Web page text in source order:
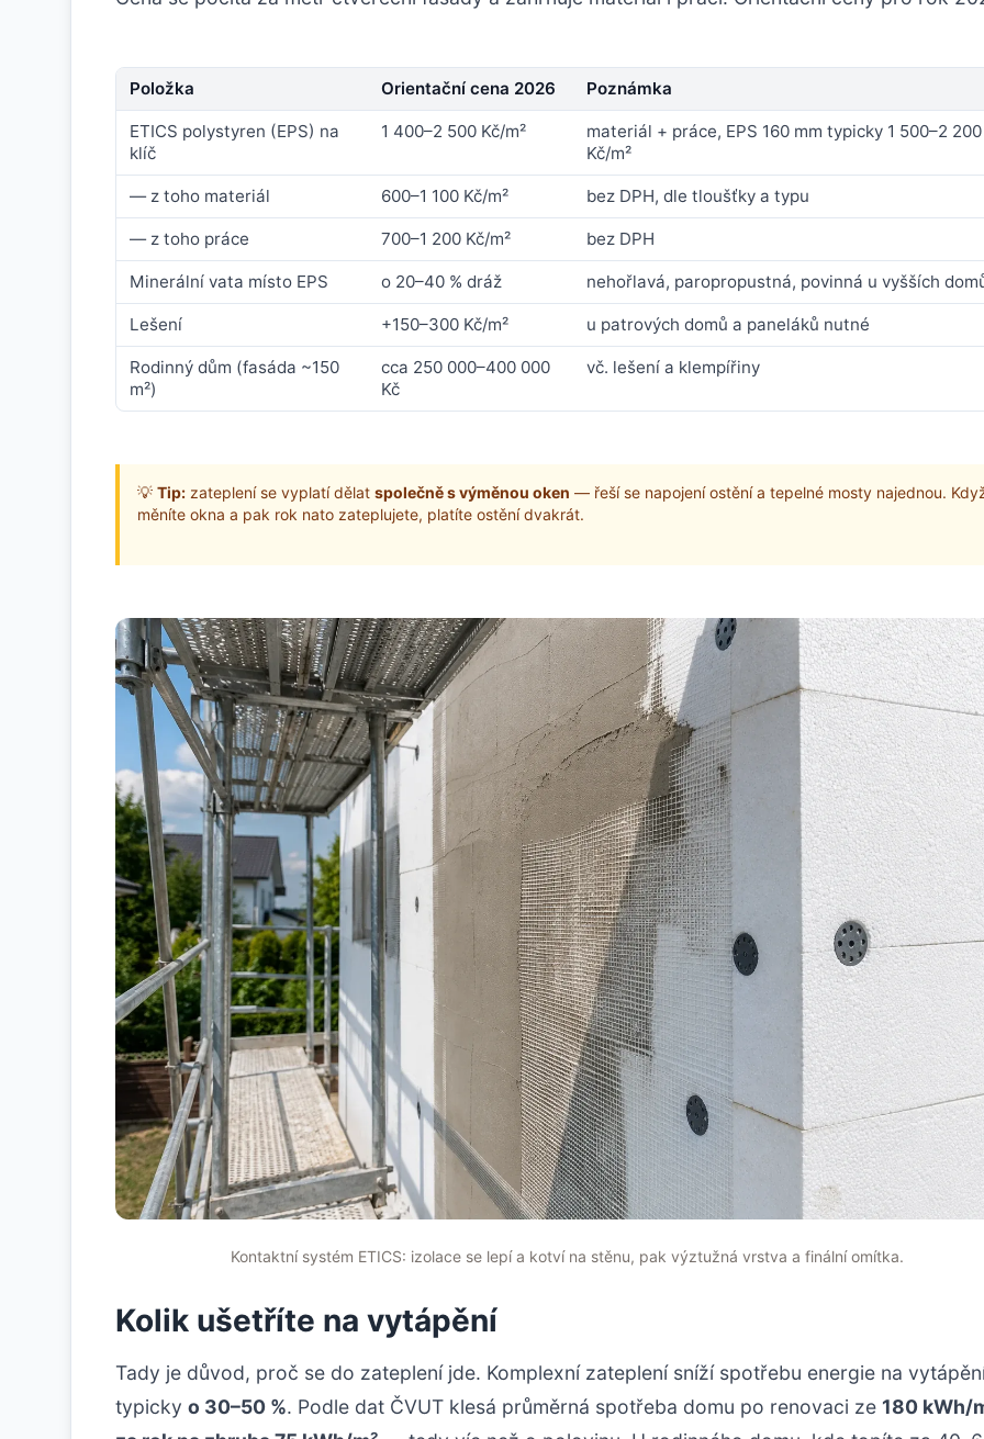
Položka Orientační cena 2026 Poznámka
ETICS polystyren (EPS) na
klíč
1 400–2 500 Kč/m²
materiál + práce, EPS 160 mm typicky 1 500–2 200
Kč/m²
— z toho materiál 600–1 100 Kč/m² bez DPH, dle tloušťky a typu
— z toho práce 700–1 200 Kč/m² bez DPH
Minerální vata místo EPS o 20–40 % dráž nehořlavá, paropropustná, povinná u vyšších
Lešení +150–300 Kč/m² u patrových domů a paneláků nutné
Rodinný dům (fasáda ~150
m²)
cca 250 000–400 000
Kč
vč. lešení a klempířiny
💡 Tip: zateplení se vyplatí dělat společně s výměnou oken — řeší se napojení ostění a tepelné mosty najednou.
měníte okna a pak rok nato zateplujete, platíte ostění dvakrát.
Kontaktní systém ETICS: izolace se lepí a kotví na stěnu, pak výztužná vrstva a finální omítka.
Kolik ušetříte na vytápění
Tady je důvod, proč se do zateplení jde. Komplexní zateplení sníží spotřebu energie na
typicky o 30–50 %. Podle dat ČVUT klesá průměrná spotřeba domu po renovaci ze 180 kWh/